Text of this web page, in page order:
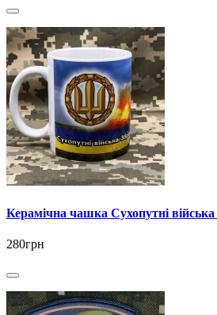
Керамічна чашка Сухопутні
280грн